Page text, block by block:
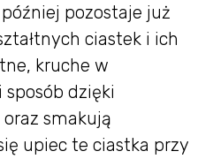
pozostaje już
ciastek i ich
kruche w
dzięki
smakują
upiec te ciastka przy